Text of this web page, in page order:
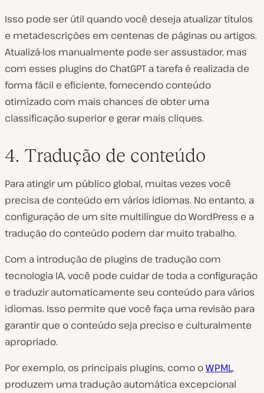
Isso pode ser útil quando você deseja atualizar títulos
e metadescrições em centenas de páginas ou artigos.
Atualizá-los manualmente pode ser assustador, mas
com esses plugins do ChatGPT a tarefa é realizada de
forma fácil e eficiente, fornecendo conteúdo
otimizado com mais chances de obter uma
classificação superior e gerar mais cliques.
4. Tradução de conteúdo
Para atingir um público global, muitas vezes você
precisa de conteúdo em vários idiomas. No entanto, a
configuração de um site multilíngue do WordPress e a
tradução do conteúdo podem dar muito trabalho.
Com a introdução de plugins de tradução com
tecnologia IA, você pode cuidar de toda a configuração
e traduzir automaticamente seu conteúdo para vários
idiomas. Isso permite que você faça uma revisão para
garantir que o conteúdo seja preciso e culturalmente
apropriado.
Por exemplo, os principais plugins, como oWPML,
produzem uma tradução automática excepcional